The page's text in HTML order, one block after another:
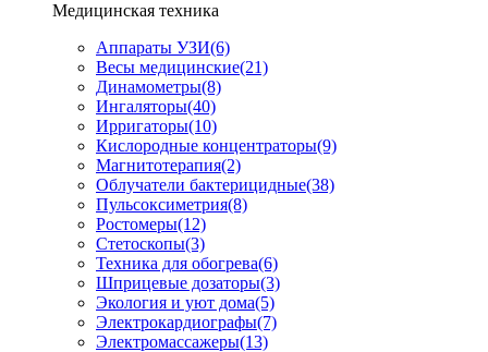
Медицинская техника
Аппараты УЗИ(6)
Весы медицинские(21)
Динамометры(8)
Ингаляторы(40)
Ирригаторы(10)
Кислородные концентраторы(9)
Магнитотерапия(2)
Облучатели бактерицидные(38)
Пульсоксиметрия(8)
Ростомеры(12)
Стетоскопы(3)
Техника для обогрева(6)
Шприцевые дозаторы(3)
Экология и уют дома(5)
Электрокардиографы(7)
Электромассажеры(13)